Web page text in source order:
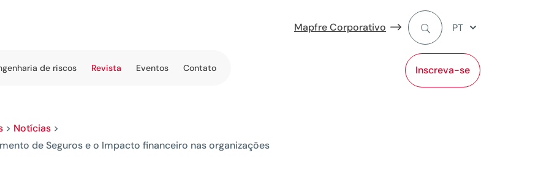
Mapfre Corporativo
Inscreva-se
PT
de riscos Revista Eventos Contato
> Notícias >
de Seguros e o Impacto financeiro nas organizações